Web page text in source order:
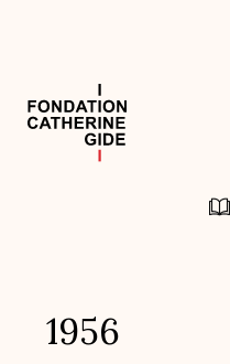
principal
1956